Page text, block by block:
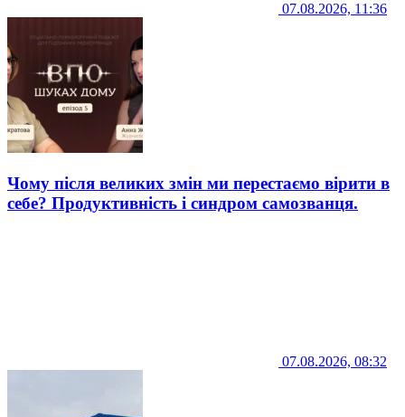
07.08.2026, 11:36
Чому після великих змін ми перестаємо вірити в
себе? Продуктивність і синдром самозванця.
07.08.2026, 08:32